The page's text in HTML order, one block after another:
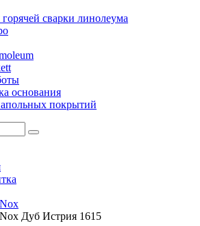
сварки линолеума
основания
покрытий
Дуб Истрия 1615